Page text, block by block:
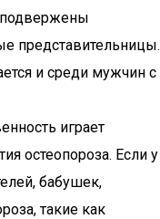
подвержены
представительницы.
и среди мужчин с
играет
остеопороза. Если у
бабушек,
такие как